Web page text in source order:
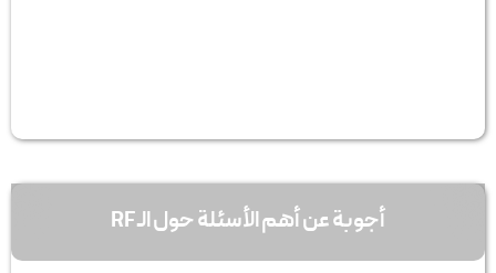
أجوبة عن أهم الأسئلة حول الـ RF